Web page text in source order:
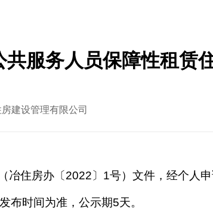
共服务人员保障性租赁
建设管理有限公司
冶住房办〔 2022〕1号）文件，经个人
布时间为准，公示期5天。